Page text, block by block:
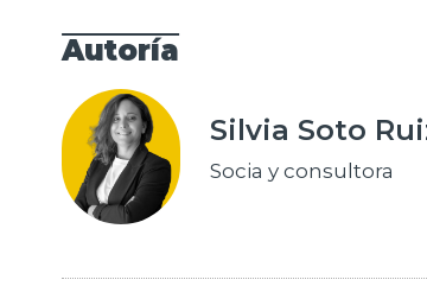
Autoría
Silvia Soto
Socia y consultora